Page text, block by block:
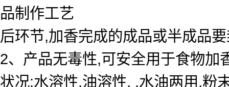
品制作工艺
后环节,加香完成的成品或半成品
2、产品无毒性,可安全用于食物加
状况:水溶性,油溶性, ,水油两用,粉